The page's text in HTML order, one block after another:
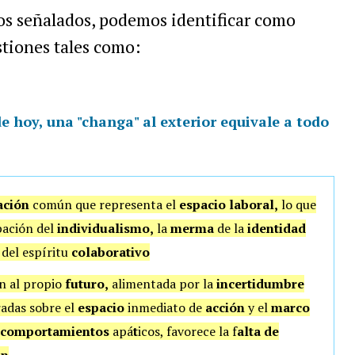
señalados, podemos identificar como
tales como:
hoy, una "changa" al exterior equivale a todo
común que representa el espacio laboral, lo que
delindividualismo, lamermade laidentidad
espíritu colaborativo
al propiofuturo, alimentada por laincertidumbre
sobre el espacioinmediato de accióny elmarco
comportamientosapáticos, favorece la falta de